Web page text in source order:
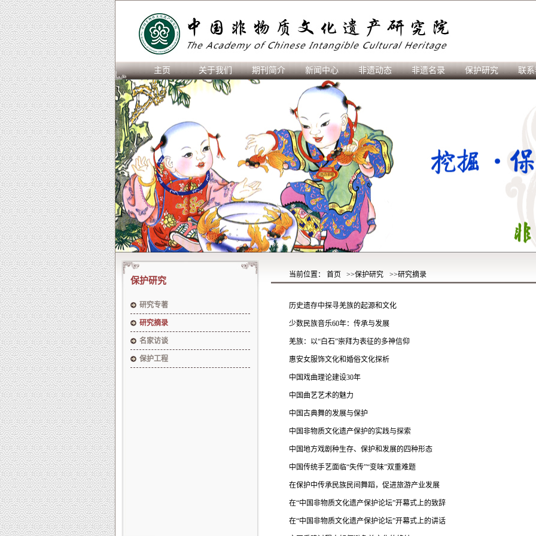
主页 关于我们 期刊简介 新闻中心 非遗动态 非遗名录 保护研究 联
当前位置： 首页 >>保护研究 >>研究摘录
保护研究
研究专著
研究摘录
名家访谈
保护工程
历史遗存中探寻羌族的起源和文化
少数民族音乐60年：传承与发展
羌族：以“白石”崇拜为表征的多神信仰
惠安女服饰文化和婚俗文化探析
中国戏曲理论建设30年
中国曲艺艺术的魅力
中国古典舞的发展与保护
中国非物质文化遗产保护的实践与探索
中国地方戏剧种生存、保护和发展的四种形态
中国传统手艺面临“失传”“变味”双重难题
在保护中传承民族民间舞蹈，促进旅游产业发展
在“中国非物质文化遗产保护论坛”开幕式上的致辞
在“中国非物质文化遗产保护论坛”开幕式上的讲话